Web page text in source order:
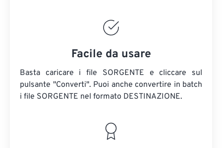
Facile da usare
Basta caricare i file SORGENTE e cliccare sul
pulsante "Converti". Puoi anche convertire in batch
i file SORGENTE nel formato DESTINAZIONE.